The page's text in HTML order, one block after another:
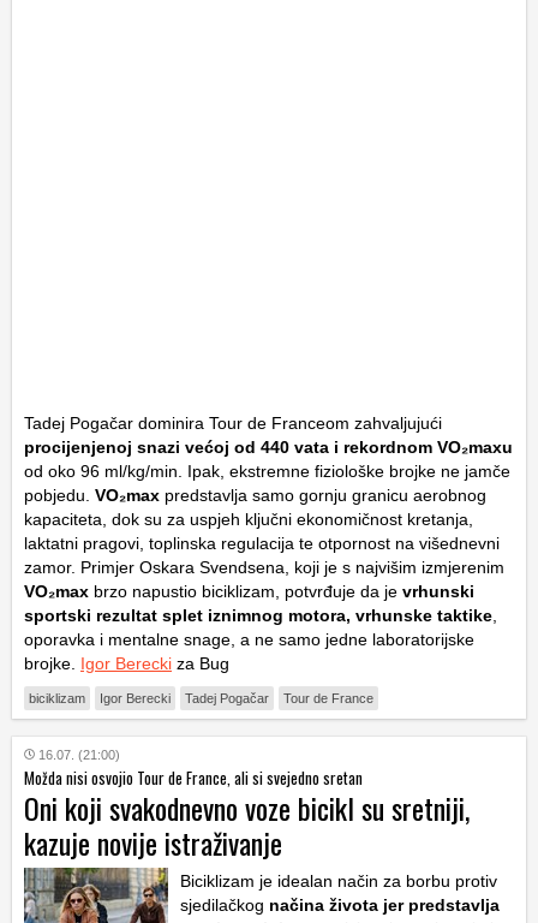
Tadej Pogačar dominira Tour de Franceom zahvaljujući
procijenjenoj snazi većoj od 440 vata i rekordnom VO₂maxu
od oko 96 ml/kg/min. Ipak, ekstremne fiziološke brojke ne jamče
pobjedu. VO₂max predstavlja samo gornju granicu aerobnog
kapaciteta, dok su za uspjeh ključni ekonomičnost kretanja,
laktatni pragovi, toplinska regulacija te otpornost na višednevni
zamor. Primjer Oskara Svendsena, koji je s najvišim izmjerenim
VO₂max brzo napustio biciklizam, potvrđuje da je vrhunski
sportski rezultat splet iznimnog motora, vrhunske taktike
oporavka i mentalne snage, a ne samo jedne laboratorijske
brojke. Igor Berecki za Bug
biciklizam Igor Berecki Tadej Pogačar Tour de France
16.07. (21:00)
Možda nisi osvojio Tour de France, ali si svejedno sretan
Oni koji svakodnevno voze bicikl su sretniji,
kazuje novije istraživanje
Biciklizam je idealan način za borbu protiv
sjedilačkog načina života jer predstavlja